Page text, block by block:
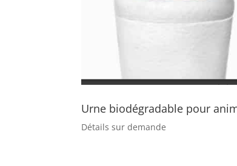
Urne biodégradable pour
Détails sur demande